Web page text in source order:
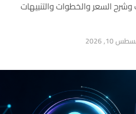
السعر والخطوات والتنبيهات
10, 2026